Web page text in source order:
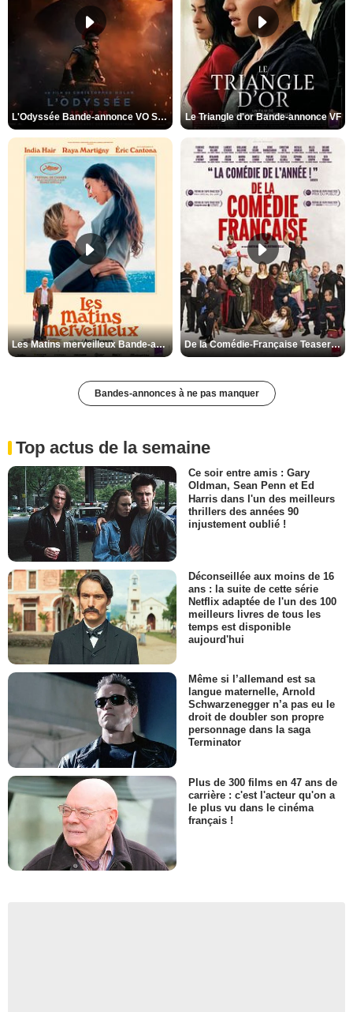
L'Odyssée Bande-annonce VO STFR Le Triangle d'or Bande-annonce VF
Les Matins merveilleux Bande-annonce VF De la Comédie-Française Teaser VF
Bandes-annonces à ne pas manquer
Top actus de la semaine
Ce soir entre amis : Gary
Oldman, Sean Penn et Ed
Harris dans l'un des meilleurs
thrillers des années 90
injustement oublié !
Déconseillée aux moins de 16
ans : la suite de cette série
Netflix adaptée de l'un des 100
meilleurs livres de tous les
temps est disponible
aujourd'hui
Même si l’allemand est sa
langue maternelle, Arnold
Schwarzenegger n’a pas eu le
droit de doubler son propre
personnage dans la saga
Terminator
Plus de 300 films en 47 ans de
carrière : c'est l'acteur qu'on a
le plus vu dans le cinéma
français !